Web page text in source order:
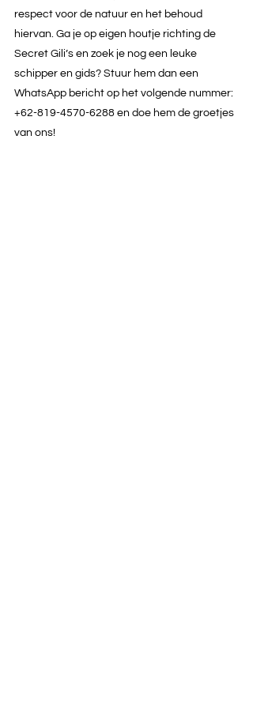
respect voor de natuur en het behoud
hiervan. Ga je op eigen houtje richting de
Secret Gili’s en zoek je nog een leuke
schipper en gids? Stuur hem dan een
WhatsApp bericht op het volgende nummer:
+62-819-4570-6288 en doe hem de groetjes
van ons!